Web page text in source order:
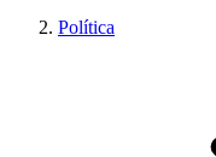
Política